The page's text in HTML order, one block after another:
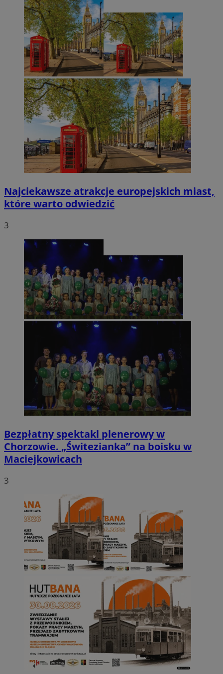
Najciekawsze atrakcje europejskich miast,
które warto odwiedzić
3
Bezpłatny spektakl plenerowy w
Chorzowie. „Świtezianka” na boisku w
Maciejkowicach
3